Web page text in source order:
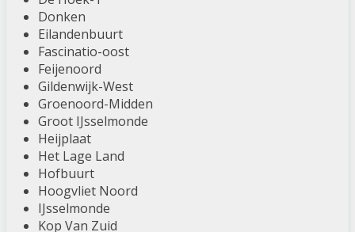
Donken
Eilandenbuurt
Fascinatio-oost
Feijenoord
Gildenwijk-West
Groenoord-Midden
Groot IJsselmonde
Heijplaat
Het Lage Land
Hofbuurt
Hoogvliet Noord
IJsselmonde
Kop Van Zuid